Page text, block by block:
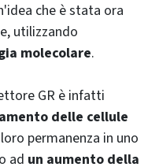
che è stata ora
utilizzando
molecolare.
GR è infatti
delle cellule
permanenza in uno
ad un aumento della